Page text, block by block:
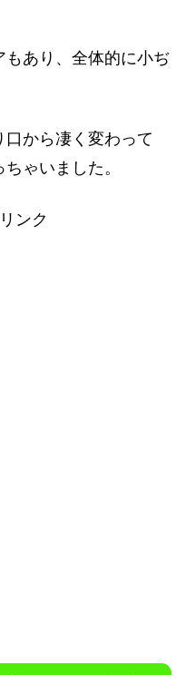
あり、全体的に小ぢ
から凄く変わって
ゃいました。
ンク